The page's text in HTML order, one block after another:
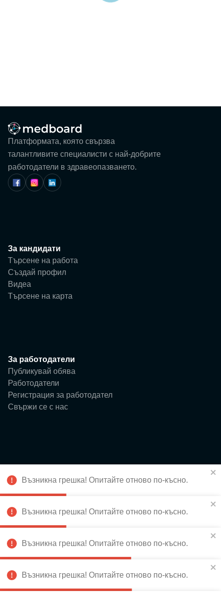
Потребител
Платформата, която свързва
талантливите специалисти с най-добрите
работодатели в здравеопазването.
За кандидати
Търсене на работа
Създай профил
Видеа
Търсене на карта
За работодатели
Публикувай обява
Работодатели
Регистрация за работодател
Свържи се с нас
Блог
Събития
За нас
Истории
Абонирай се за новини
Възникна грешка! Опитайте отново по-късно.
Възникна грешка! Опитайте отново по-късно.
Възникна грешка! Опитайте отново по-късно.
Възникна грешка! Опитайте отново по-късно.